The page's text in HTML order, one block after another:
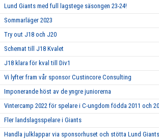
Lund Giants med full lagstege säsongen 23-24!
Sommarläger 2023
Try out J18 och J20
Schemat till J18 Kvalet
J18 klara för kval till Div1
Vi lyfter fram vår sponsor Custincore Consulting
Imponerande höst av de yngre juniorerna
Vintercamp 2022 för spelare i C-ungdom födda 2011 och
Fler landslagsspelare i Giants
Handla julklappar via sponsorhuset och stötta Lund Giants